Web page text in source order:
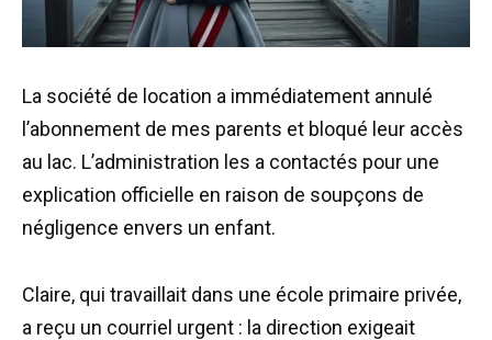
La société de location a immédiatement annulé
l’abonnement de mes parents et bloqué leur accès
au lac. L’administration les a contactés pour une
explication officielle en raison de soupçons de
négligence envers un enfant.
Claire, qui travaillait dans une école primaire privée,
a reçu un courriel urgent : la direction exigeait